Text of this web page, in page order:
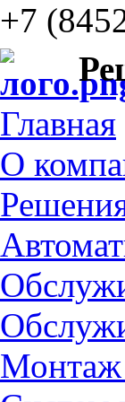
+7
Главная
О